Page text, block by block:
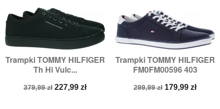
Trampki TOMMY HILFIGER
Th Hi Vulc...
Cena
379,99 zł Cena
227,99 zł
Trampki TOMMY HILFIGER
FM0FM00596 403
Cena
299,99 zł Cena
179,99 zł